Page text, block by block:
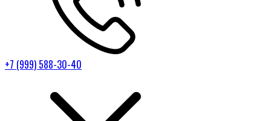
+7 (999) 588-30-40